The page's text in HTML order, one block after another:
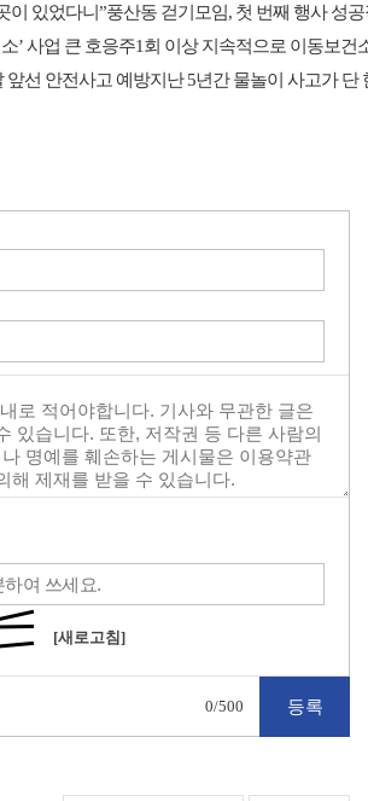
이 있었다니”풍산동 걷기모임, 첫 번째 행사 성
’ 사업 큰 호응주1회 이상 지속적으로 이동보건
앞선 안전사고 예방지난 5년간 물놀이 사고가 단
[새로고침]
0/500